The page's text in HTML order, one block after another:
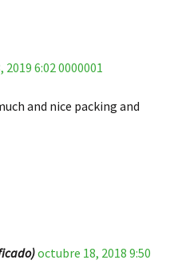
2019 6:02 0000001
and nice packing and
octubre 18, 2018 9:50